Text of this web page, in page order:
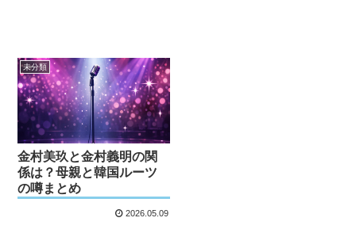
未分類
金村美玖と金村義明の関
係は？母親と韓国ルーツ
の噂まとめ
2026.05.09